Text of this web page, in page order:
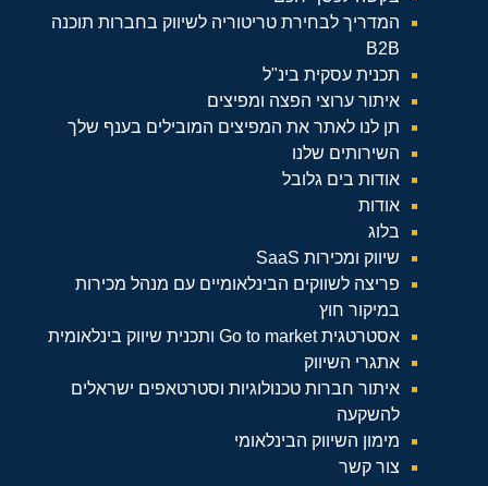
המדריך לבחירת טריטוריה לשיווק בחברות תוכנה
B2B
תכנית עסקית בינ"ל
איתור ערוצי הפצה ומפיצים
תן לנו לאתר את המפיצים המובילים בענף שלך
השירותים שלנו
אודות בים גלובל
אודות
בלוג
שיווק ומכירות SaaS
פריצה לשווקים הבינלאומיים עם מנהל מכירות
במיקור חוץ
אסטרטגית Go to market ותכנית שיווק בינלאומית
אתגרי השיווק
איתור חברות טכנולוגיות וסטרטאפים ישראלים
להשקעה
מימון השיווק הבינלאומי
צור קשר